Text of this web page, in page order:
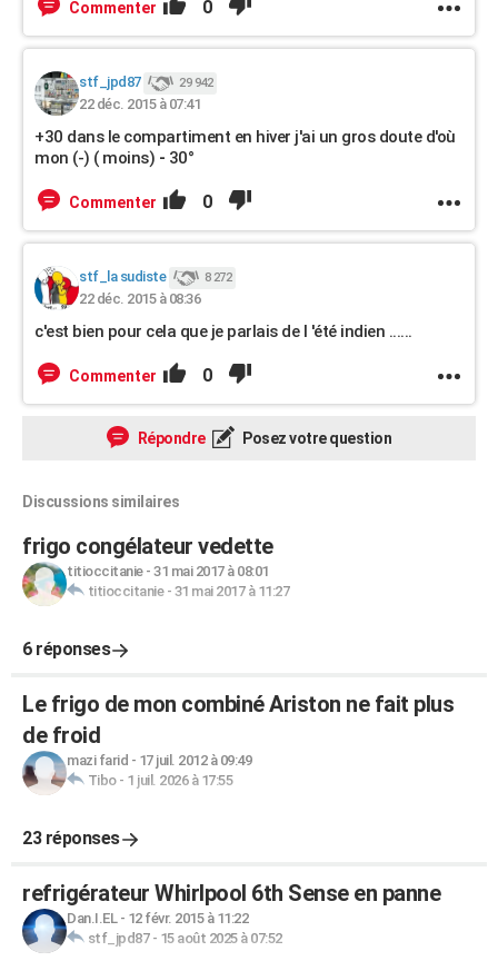
Commenter 0
stf_jpd87 29 942
22 déc. 2015 à 07:41
+30 dans le compartiment en hiver j'ai un gros doute d'où
mon (-) ( moins) - 30°
Commenter 0
stf_la sudiste 8 272
22 déc. 2015 à 08:36
c'est bien pour cela que je parlais de l 'été indien ......
Commenter 0
Répondre Posez votre question
Discussions similaires
frigo congélateur vedette
titioccitanie- 31 mai 2017 à 08:01
titioccitanie- 31 mai 2017 à 11:27
6 réponses
Le frigo de mon combiné Ariston ne fait plus
de froid
mazi farid - 17 juil. 2012 à 09:49
Tibo- 1 juil. 2026 à 17:55
23 réponses
refrigérateur Whirlpool 6th Sense en panne
Dan.I.EL- 12 févr. 2015 à 11:22
stf_jpd87- 15 août 2025 à 07:52